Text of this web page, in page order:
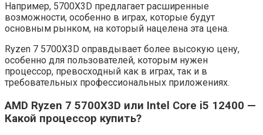
Например, 5700X3D предлагает расширенные
возможности, особенно в играх, которые будут
основным рынком, на который нацелена эта цена.
Ryzen 7 5700X3D оправдывает более высокую цену,
особенно для пользователей, которым нужен
процессор, превосходный как в играх, так и в
требовательных профессиональных приложениях.
AMD Ryzen 7 5700X3D или Intel Core i5 12400 —
Какой процессор купить?